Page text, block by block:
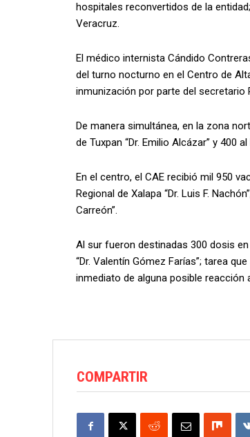
hospitales reconvertidos de la
Veracruz.
El médico internista Cándido
del turno nocturno en el Centro de
inmunización por parte del secretario
De manera simultánea, en la zona
de Tuxpan “Dr. Emilio Alcázar” y 400
En el centro, el CAE recibió mil 950
Regional de Xalapa “Dr. Luis F.
Carreón”.
Al sur fueron destinadas 300 dosis
“Dr. Valentín Gómez Farías”; tarea
inmediato de alguna posible reacción
COMPARTIR